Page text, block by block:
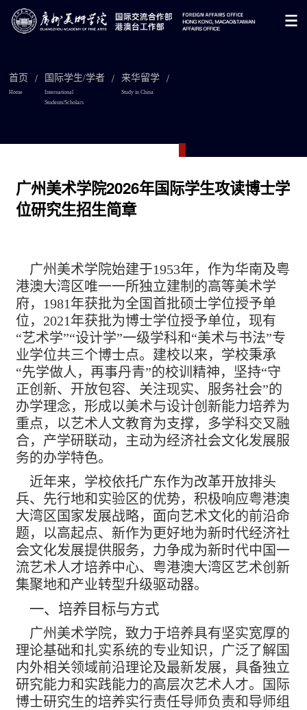
首页
Home
/ 国际学生/学者
International
Students/Scholars
/ 来华留学
Study in China
/
广州美术学院2026年国际学生攻读博士学
位研究生招生简章
广州美术学院始建于1953年，作为华南及粤
港澳大湾区唯一一所独立建制的高等美术学
府，1981年获批为全国首批硕士学位授予单
位，2021年获批为博士学位授予单位，现有
“艺术学”“设计学”一级学科和“美术与书法”专
业学位共三个博士点。建校以来，学校秉承
“先学做人，再事丹青”的校训精神，坚持“守
正创新、开放包容、关注现实、服务社会”的
办学理念，形成以美术与设计创新能力培养为
重点，以艺术人文教育为支撑，多学科交叉融
合，产学研联动，主动为经济社会文化发展服
务的办学特色。
近年来，学校依托广东作为改革开放排头
兵、先行地和实验区的优势，积极响应粤港澳
大湾区国家发展战略，面向艺术文化的前沿命
题，以高起点、新作为更好地为新时代经济社
会文化发展提供服务，力争成为新时代中国一
流艺术人才培养中心、粤港澳大湾区艺术创新
集聚地和产业转型升级驱动器。
一、培养目标与方式
广州美术学院，致力于培养具有坚实宽厚的
理论基础和扎实系统的专业知识，广泛了解国
内外相关领域前沿理论及最新发展，具备独立
研究能力和实践能力的高层次艺术人才。国际
博士研究生的培养实行责任导师负责和导师组